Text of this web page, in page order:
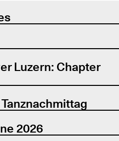
Luzern: Chapter
2026